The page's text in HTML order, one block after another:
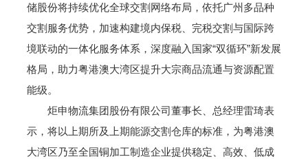
储股份将持续优化全球交割网络布局，依托广州多品种
交割服务优势，加速构建境内保税、完税交割与国际跨
境联动的一体化服务体系，深度融入国家“双循环”新发展
格局，助力粤港澳大湾区提升大宗商品流通与资源配置
能级。
炬申物流集团股份有限公司董事长、总经理雷琦表
示，将以上期所及上期能源交割仓库的标准，为粤港澳
大湾区乃至全国铜加工制造企业提供稳定、高效、低成